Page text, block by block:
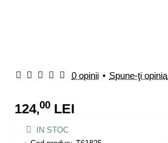
0 opinii • Spune-ţi opinia
124,00 LEI
IN STOC